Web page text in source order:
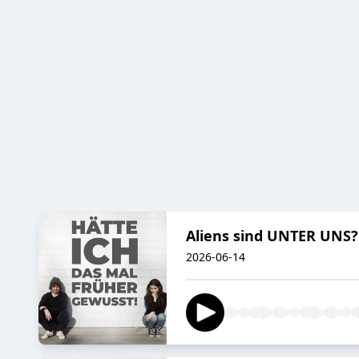
Aliens sind UNTER
2026-06-14